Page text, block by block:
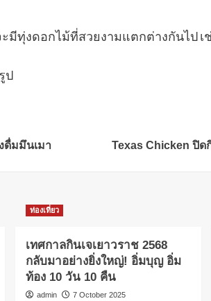
มีทุ่งดอกไม้ที่สวยงามแตกต่างกันไป เ
ป
ดื่มมึนเมา
Texas Chicken ปิ
ท่องเที่ยว
เทศกาลกินเจเยาวราช 2568
กลับมาอย่างยิ่งใหญ่! อิ่มบุญ อิ่ม
ท้อง 10 วัน 10 คืน
admin 7 October 2025